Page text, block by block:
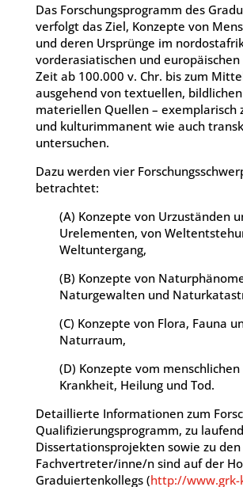
Das Forschungsprogramm des
verfolgt das Ziel, Konzepte von
und deren Ursprünge im
vorderasiatischen und europäischen
Zeit ab 100.000 v. Chr. bis zum
ausgehend von textuellen,
materiellen Quellen – exemplarisch
und kulturimmanent wie auch
untersuchen.
Dazu werden vier
betrachtet:
(A) Konzepte von Urzuständen
Urelementen, von
Weltuntergang,
(B) Konzepte von
Naturgewalten und
(C) Konzepte von Flora, Fauna
Naturraum,
(D) Konzepte vom
Krankheit, Heilung und Tod.
Detaillierte Informationen zum
Qualifizierungsprogramm, zu
Dissertationsprojekten sowie zu
Fachvertreter/inne/n sind auf der
Graduiertenkollegs (http://www.grk-